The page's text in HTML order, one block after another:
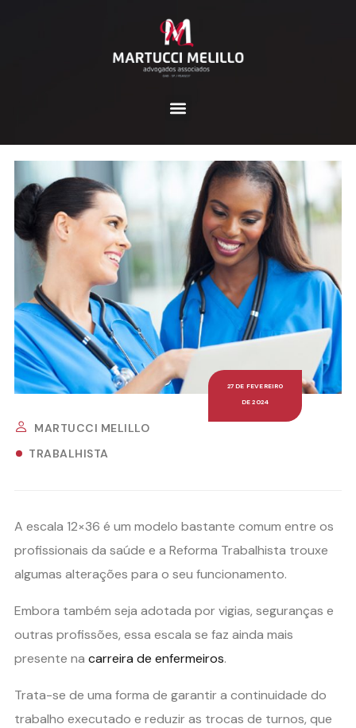
MARTUCCI MELILLO
TRABALHISTA
27 DE FEVEREIRO
DE 2024
A escala 12×36 é um modelo bastante comum entre os
profissionais da saúde e a Reforma Trabalhista trouxe
algumas alterações para o seu funcionamento.
Embora também seja adotada por vigias, seguranças e
outras profissões, essa escala se faz ainda mais
presente na carreira de enfermeiros.
Trata-se de uma forma de garantir a continuidade do
trabalho executado e reduzir as trocas de turnos, que